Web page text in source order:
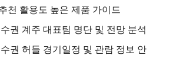
천 활용도 높은 제품 가이드
권 계주 대표팀 명단 및 전망 분석
권 허들 경기일정 및 관람 정보 안